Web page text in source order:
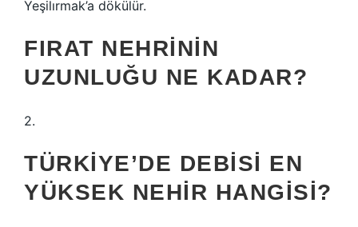
Yeşilırmak’a dökülür.
FIRAT NEHRININ
UZUNLUĞU NE KADAR?
2.
TÜRKIYE’DE DEBISI EN
YÜKSEK NEHIR HANGISI?